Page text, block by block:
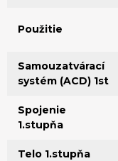
Použitie
Samouzatvárací
systém (ACD) 1st
Spojenie
1.stupňa
Telo 1.stupňa